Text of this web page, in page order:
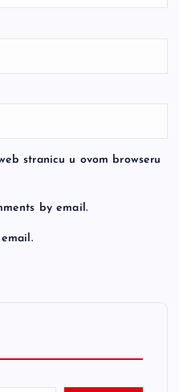
stranicu u ovom browseru
by email.